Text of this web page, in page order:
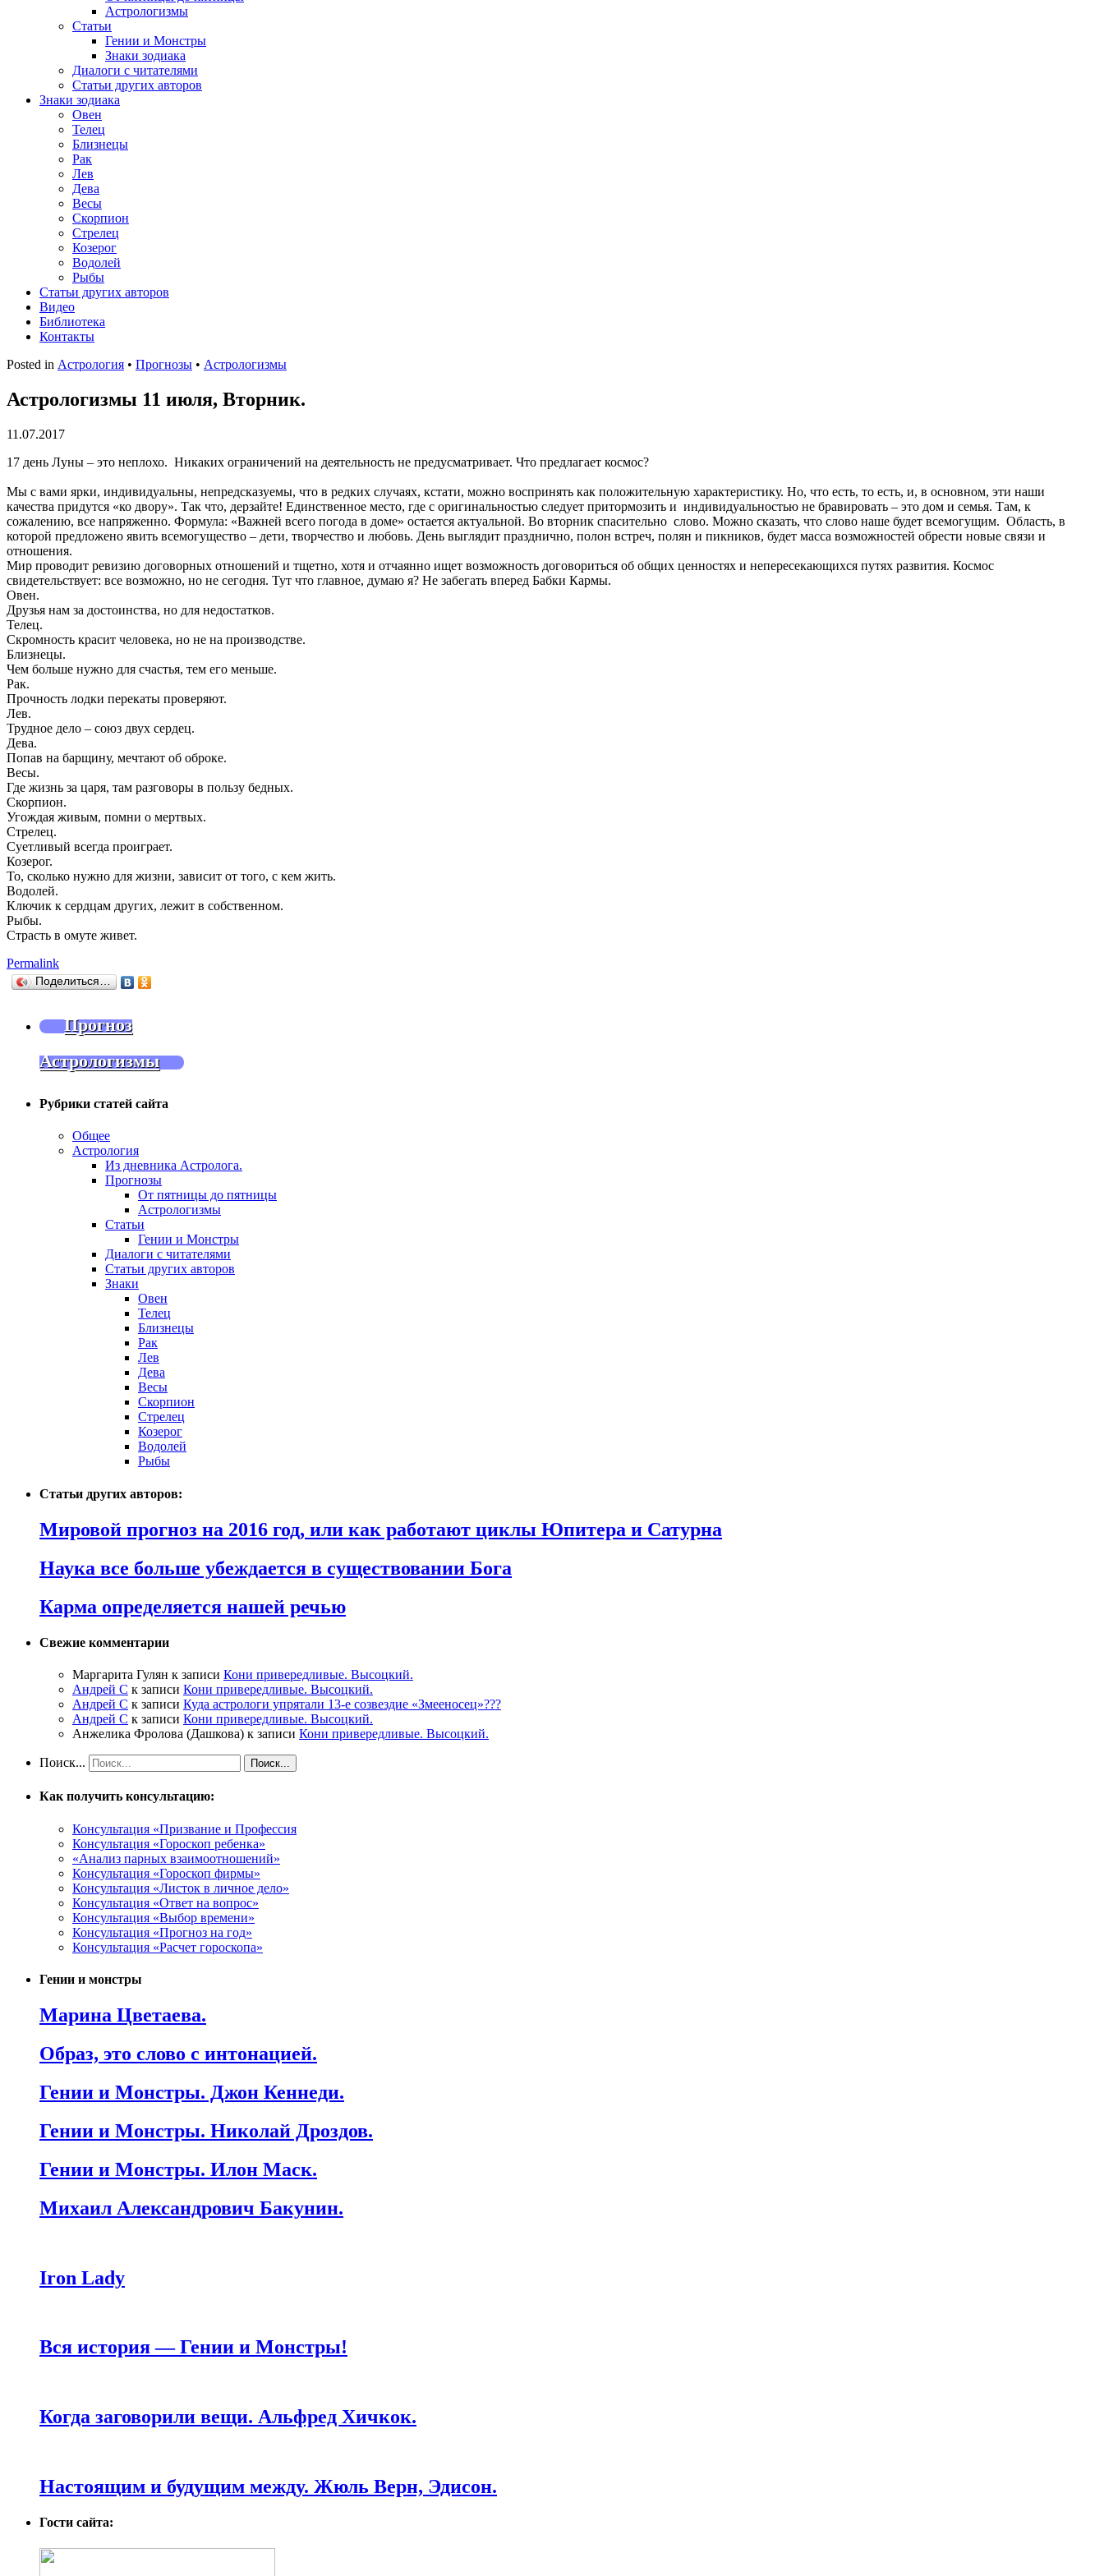
Астрологизмы
Статьи
Гении и Монстры
Знаки зодиака
Диалоги с читателями
Статьи других авторов
Знаки зодиака
Овен
Телец
Близнецы
Рак
Лев
Дева
Весы
Скорпион
Стрелец
Козерог
Водолей
Рыбы
Статьи других авторов
Видео
Библиотека
Контакты
Posted in Астрология • Прогнозы • Астрологизмы
Астрологизмы 11 июля, Вторник.
11.07.2017
17 день Луны – это неплохо. Никаких ограничений на деятельность не предусматривает. Что предлагает космос?
Мы с вами ярки, индивидуальны, непредсказуемы, что в редких случаях, кстати, можно воспринять как положительную характеристику. Но, что есть, то есть, и, в основном, эти наши
качества придутся «ко двору». Так что, дерзайте! Единственное место, где с оригинальностью следует притормозить и индивидуальностью не бравировать – это дом и семья. Там, к
сожалению, все напряженно. Формула: «Важней всего погода в доме» остается актуальной. Во вторник спасительно слово. Можно сказать, что слово наше будет всемогущим. Область, в
которой предложено явить всемогущество – дети, творчество и любовь. День выглядит празднично, полон встреч, полян и пикников, будет масса возможностей обрести новые связи и
отношения.
Мир проводит ревизию договорных отношений и тщетно, хотя и отчаянно ищет возможность договориться об общих ценностях и непересекающихся путях развития. Космос
свидетельствует: все возможно, но не сегодня. Тут что главное, думаю я? Не забегать вперед Бабки Кармы.
Овен.
Друзья нам за достоинства, но для недостатков.
Телец.
Скромность красит человека, но не на производстве.
Близнецы.
Чем больше нужно для счастья, тем его меньше.
Рак.
Прочность лодки перекаты проверяют.
Лев.
Трудное дело – союз двух сердец.
Дева.
Попав на барщину, мечтают об оброке.
Весы.
Где жизнь за царя, там разговоры в пользу бедных.
Скорпион.
Угождая живым, помни о мертвых.
Стрелец.
Суетливый всегда проиграет.
Козерог.
То, сколько нужно для жизни, зависит от того, с кем жить.
Водолей.
Ключик к сердцам других, лежит в собственном.
Рыбы.
Страсть в омуте живет.
Permalink
Поделиться…
Прогноз
Астрологизмы
Рубрики статей сайта
Общее
Астрология
Из дневника Астролога.
Прогнозы
От пятницы до пятницы
Астрологизмы
Статьи
Гении и Монстры
Диалоги с читателями
Статьи других авторов
Знаки
Овен
Телец
Близнецы
Рак
Лев
Дева
Весы
Скорпион
Стрелец
Козерог
Водолей
Рыбы
Статьи других авторов:
Мировой прогноз на 2016 год, или как работают циклы Юпитера и Сатурна
Наука все больше убеждается в существовании Бога
Карма определяется нашей речью
Свежие комментарии
Маргарита Гулян к записи Кони привередливые. Высоцкий.
Андрей С к записи Кони привередливые. Высоцкий.
Андрей С к записи Куда астрологи упрятали 13-е созвездие «Змееносец»???
Андрей С к записи Кони привередливые. Высоцкий.
Анжелика Фролова (Дашкова) к записи Кони привередливые. Высоцкий.
Поиск...
Как получить консультацию:
Консультация «Призвание и Профессия
Консультация «Гороскоп ребенка»
«Анализ парных взаимоотношений»
Консультация «Гороскоп фирмы»
Консультация «Листок в личное дело»
Консультация «Ответ на вопрос»
Консультация «Выбор времени»
Консультация «Прогноз на год»
Консультация «Расчет гороскопа»
Гении и монстры
Марина Цветаева.
Образ, это слово с интонацией.
Гении и Монстры. Джон Кеннеди.
Гении и Монстры. Николай Дроздов.
Гении и Монстры. Илон Маск.
Михаил Александрович Бакунин.
Iron Lady
Вся история — Гении и Монстры!
Когда заговорили вещи. Альфред Хичкок.
Настоящим и будущим между. Жюль Верн, Эдисон.
Гости сайта: